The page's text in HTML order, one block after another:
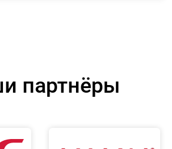
партнёры